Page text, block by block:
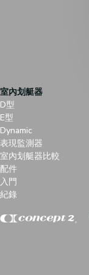
室內划艇器
D型
E型
Dynamic
表現監測器
室內划艇器比較
配件
入門
紀錄